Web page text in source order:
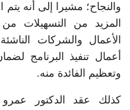
والنجاح؛ مشيرا إلى أنه يتم
المزيد من التسهيلات
الأعمال والشركات
أعمال تنفيذ البرنامج
وتعظيم الفائدة منه.
كذلك عقد الدكتور